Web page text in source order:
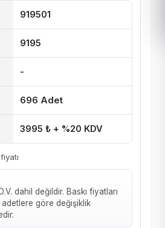
919501
9195
-
696 Adet
3995 ₺ + %20 KDV
dahil değildir. Baskı fiyatları
göre değişiklik